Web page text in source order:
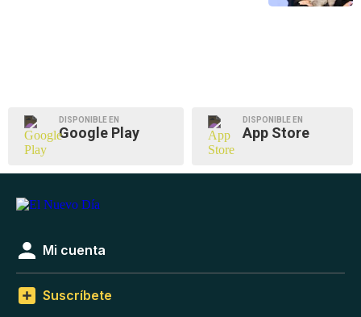
DISPONIBLE EN
Google Play
DISPONIBLE EN
App Store
Mi cuenta
Suscríbete